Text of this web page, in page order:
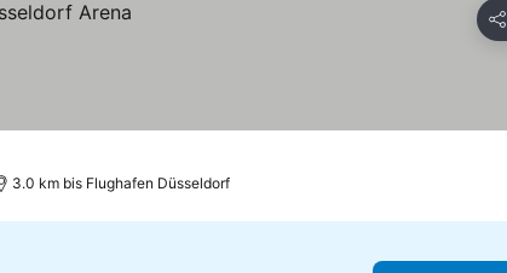
3.0 km bis Flughafen Düsseldorf